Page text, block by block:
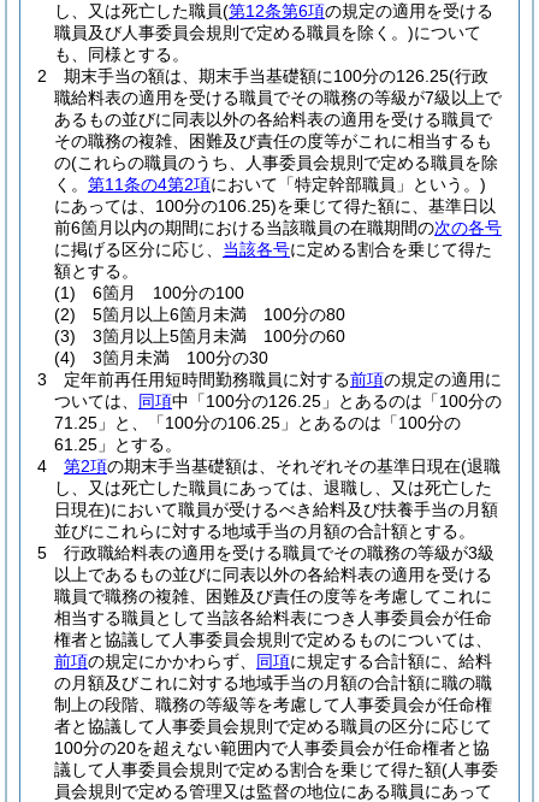
し、又は死亡した職員(第12条第6項の規定の適用を受ける
職員及び人事委員会規則で定める職員を除く。)について
も、同様とする。
2
期末手当の額は、期末手当基礎額に100分の126.25(行政
職給料表の適用を受ける職員でその職務の等級が7級以上で
あるもの並びに同表以外の各給料表の適用を受ける職員で
その職務の複雑、困難及び責任の度等がこれに相当するも
の(これらの職員のうち、人事委員会規則で定める職員を除
く。 第11条の4第2項において「特定幹部職員」という。)
にあっては、100分の106.25)を乗じて得た額に、基準日以
前6箇月以内の期間における当該職員の在職期間の次の各号
に掲げる区分に応じ、 当該各号に定める割合を乗じて得た
額とする。
(1)
6箇月 100分の100
(2)
5箇月以上6箇月未満 100分の80
(3)
3箇月以上5箇月未満 100分の60
(4)
3箇月未満 100分の30
3
定年前再任用短時間勤務職員に対する前項の規定の適用に
ついては、 同項中「100分の126.25」とあるのは「100分の
71.25」と、「100分の106.25」とあるのは「100分の
61.25」とする。
4
第2項の期末手当基礎額は、それぞれその基準日現在(退職
し、又は死亡した職員にあっては、退職し、又は死亡した
日現在)において職員が受けるべき給料及び扶養手当の月額
並びにこれらに対する地域手当の月額の合計額とする。
5
行政職給料表の適用を受ける職員でその職務の等級が3級
以上であるもの並びに同表以外の各給料表の適用を受ける
職員で職務の複雑、困難及び責任の度等を考慮してこれに
相当する職員として当該各給料表につき人事委員会が任命
権者と協議して人事委員会規則で定めるものについては、
前項の規定にかかわらず、 同項に規定する合計額に、給料
の月額及びこれに対する地域手当の月額の合計額に職の職
制上の段階、職務の等級等を考慮して人事委員会が任命権
者と協議して人事委員会規則で定める職員の区分に応じて
100分の20を超えない範囲内で人事委員会が任命権者と協
議して人事委員会規則で定める割合を乗じて得た額(人事委
員会規則で定める管理又は監督の地位にある職員にあって